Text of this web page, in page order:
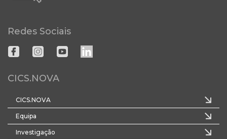
Redes Sociais
CICS.NOVA
CICS.NOVA
Equipa
Investigação